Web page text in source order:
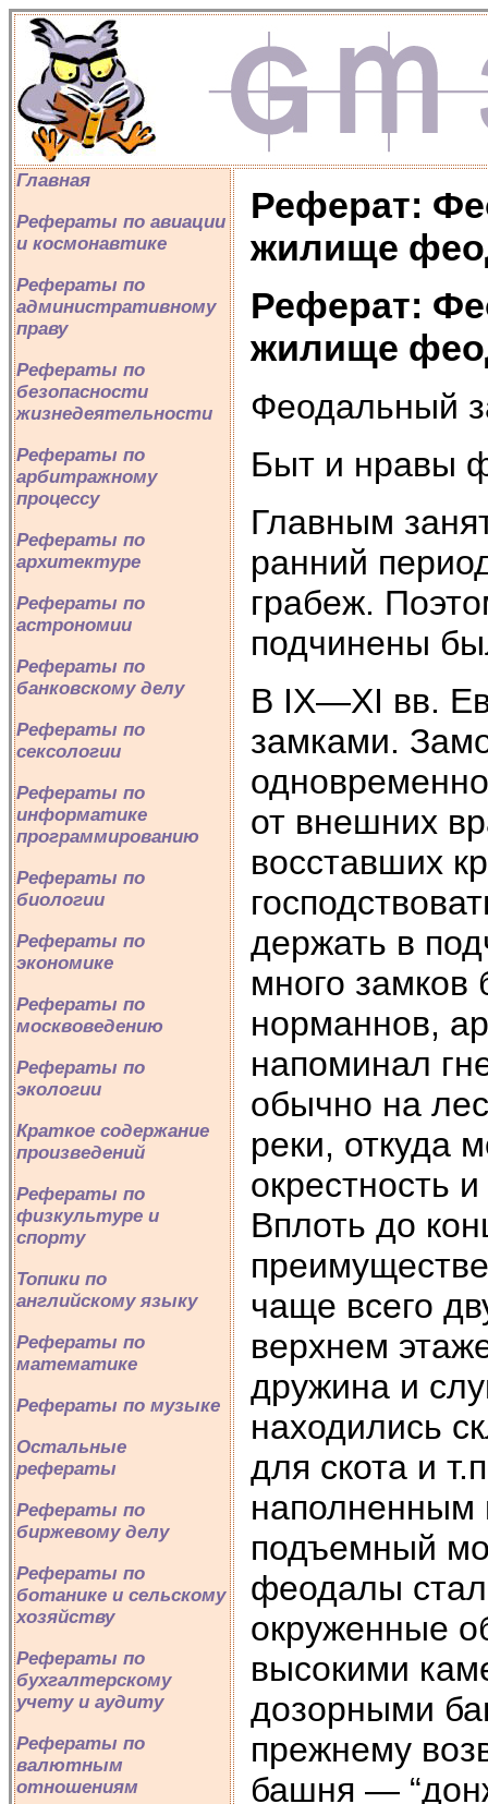
Главная
Рефераты по авиации
и космонавтике
Рефераты по
административному
праву
Рефераты по
безопасности
жизнедеятельности
Рефераты по
арбитражному
процессу
Рефераты по
архитектуре
Рефераты по
астрономии
Рефераты по
банковскому делу
Рефераты по
сексологии
Рефераты по
информатике
программированию
Рефераты по
биологии
Рефераты по
экономике
Рефераты по
москвоведению
Рефераты по
экологии
Краткое содержание
произведений
Рефераты по
физкультуре и
спорту
Топики по
английскому языку
Рефераты по
математике
Рефераты по музыке
Остальные
рефераты
Рефераты по
биржевому делу
Рефераты по
ботанике и сельскому
хозяйству
Рефераты по
бухгалтерскому
учету и аудиту
Рефераты по
валютным
отношениям
Реферат:
жилище
Реферат:
жилище
Феодальный
Быт и нравы
Главным
ранний
грабеж.
подчинены
В IX—XI вв.
замками.
от внешних
восставших
держать в
много замков
норманнов,
напоминал
обычно на
реки, откуда
окрестность
Вплоть до
чаще всего
верхнем
дружина и
находились
для скота и
наполненным
подъемный
феодалы
окруженные
высокими
дозорными
прежнему
башня —